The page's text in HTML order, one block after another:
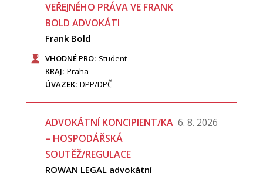
VEŘEJNÉHO PRÁVA VE FRANK
BOLD ADVOKÁTI
Frank Bold
VHODNÉ PRO: Student
KRAJ: Praha
ÚVAZEK: DPP/DPČ
ADVOKÁTNÍ KONCIPIENT/KA
– HOSPODÁŘSKÁ
SOUTĚŽ/REGULACE
6. 8. 2026
ROWAN LEGAL advokátní